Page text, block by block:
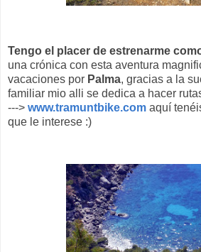
Tengo el placer de estrenarme
una crónica con esta aventura
vacaciones por Palma, gracias a la
familiar mio alli se dedica a hacer
---> www.tramuntbike.com aquí
que le interese :)